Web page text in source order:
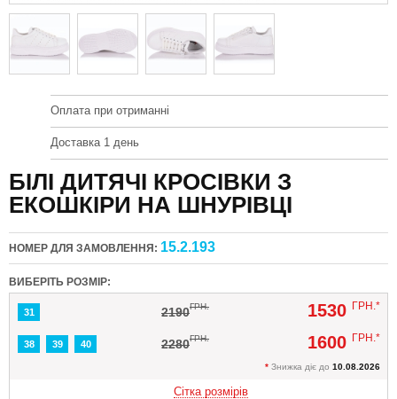
Оплата при отриманні
Доставка 1 день
БІЛІ ДИТЯЧІ КРОСІВКИ З
ЕКОШКІРИ НА ШНУРІВЦІ
НОМЕР ДЛЯ ЗАМОВЛЕННЯ: 15.2.193
ВИБЕРІТЬ РОЗМІР:
31 2190ГРН. 1530 ГРН.*
38 39 40 2280ГРН. 1600 ГРН.*
* Знижка діє до 10.08.2026
Сітка розмірів